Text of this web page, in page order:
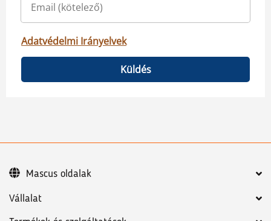
Adatvédelmi Irányelvek
Küldés
Vállalat
Mascus oldalak